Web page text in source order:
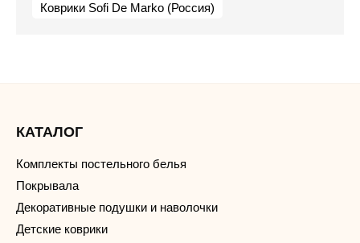
Коврики Sofi De Marko (Россия)
КАТАЛОГ
Комплекты постельного белья
Покрывала
Декоративные подушки и наволочки
Детские коврики